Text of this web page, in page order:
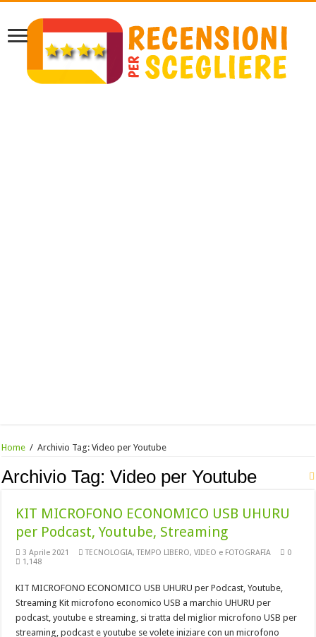
Home / Archivio Tag:Video per Youtube
Archivio Tag:Video per Youtube
KIT MICROFONO ECONOMICO USB UHURU
per Podcast, Youtube, Streaming
3 Aprile 2021 TECNOLOGIA,TEMPO LIBERO,VIDEO e FOTOGRAFIA
0
1,148
KIT MICROFONO ECONOMICO USB UHURU per Podcast, Youtube,
Streaming Kit microfono economico USB a marchio UHURU per
podcast, youtube e streaming, si tratta del miglior microfono USB per
streaming, podcast e youtube se volete iniziare con un microfono